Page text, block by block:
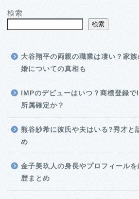
検索
検索
大谷翔平の両親の職業は凄い？家
婚についての真相も
IMPのデビューはいつ？商標登録
所属確定か？
熊谷紗希に彼氏や夫はいる?秀才と
め
金子美玖人の身長やプロフィール
歴まとめ